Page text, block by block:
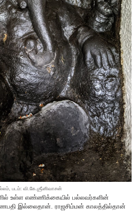
படம்: வி.கே.ஶ்ரீனிவாசன்
உள்ள எண்ணிக்கையில் பல்லவர்களின்
இல்லைதான். ராஜசிம்மன் காலத்தில்தான்